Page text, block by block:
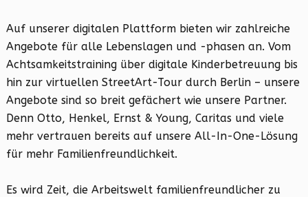
Auf unserer digitalen Plattform bieten wir zahlreiche
Angebote für alle Lebenslagen und -phasen an. Vom
Achtsamkeitstraining über digitale Kinderbetreuung bis
hin zur virtuellen StreetArt-Tour durch Berlin – unsere
Angebote sind so breit gefächert wie unsere Partner.
Denn Otto, Henkel, Ernst & Young, Caritas und viele
mehr vertrauen bereits auf unsere All-In-One-Lösung
für mehr Familienfreundlichkeit.
Es wird Zeit, die Arbeitswelt familienfreundlicher zu